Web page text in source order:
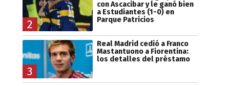
2
con Ascacibar y le ganó bien
a Estudiantes (1-0) en
Parque Patricios
3
Real Madrid cedió a Franco
Mastantuono a Fiorentina:
los detalles del préstamo